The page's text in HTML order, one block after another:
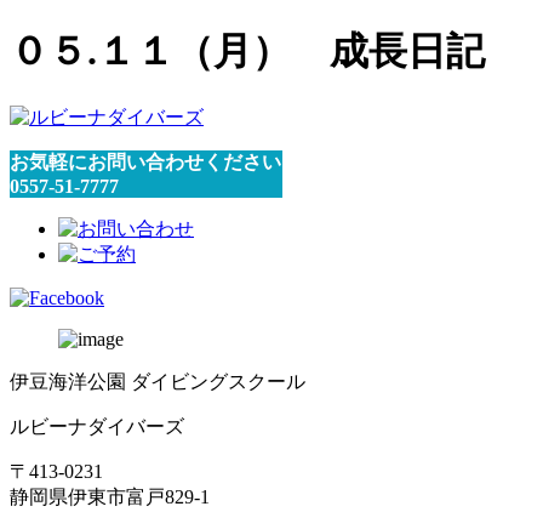
０５.１１（月） 成長日記
お気軽にお問い合わせください
0557-51-7777
伊豆海洋公園 ダイビングスクール
ルビーナダイバーズ
〒413-0231
静岡県伊東市富戸829-1